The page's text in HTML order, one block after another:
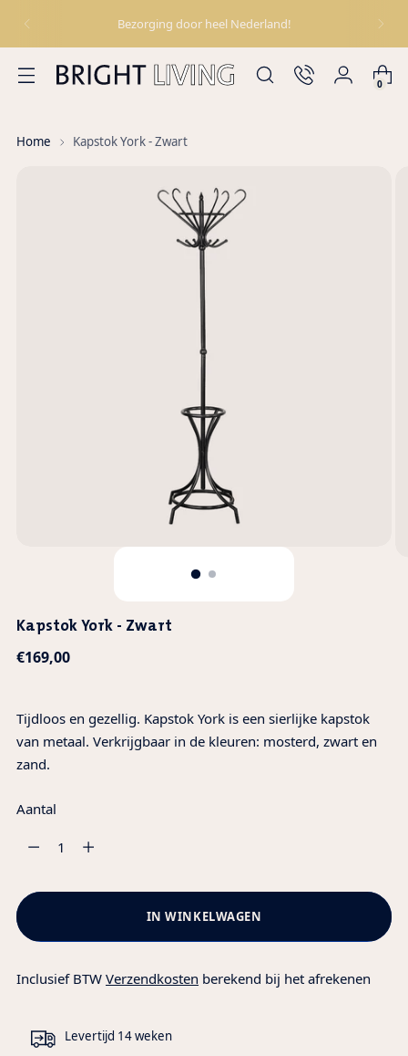
Bezorging door heel Nederland!
0
Home Kapstok York - Zwart
Kapstok York - Zwart
Normale
€169,00
Tijdloos en gezellig. Kapstok York is een sierlijke kapstok
van metaal. Verkrijgbaar in de kleuren: mosterd, zwart en
zand.
Aantal
IN WINKELWAGEN
Inclusief BTW Verzendkosten berekend bij het afrekenen
Levertijd 14 weken